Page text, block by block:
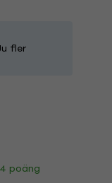
fler
poäng